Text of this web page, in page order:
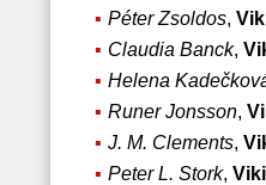
Péter Zsoldos,
Claudia Banck,
Helena
Runer Jonsson,
J. M. Clements,
Peter L. Stork,